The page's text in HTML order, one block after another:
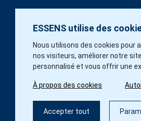
ESSENS utilise des
Nous utilisons des cookies pour
nos visiteurs, améliorer notre
personnalisé et vous offrir une
À propos des cookies
Accepter tout